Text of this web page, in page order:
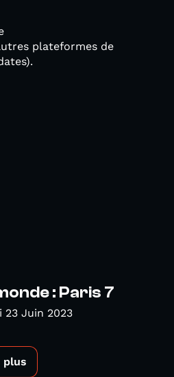
plateformes de
: Paris 7
23 Juin 2023
plus